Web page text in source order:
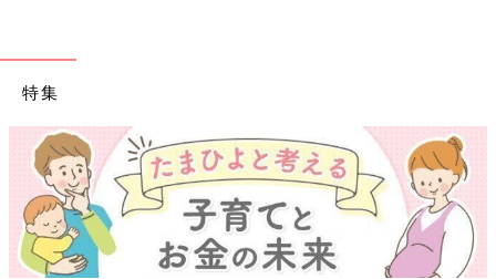
特集
【ワクチン接種できるものも】妊婦の感染症対策、知っておいて！